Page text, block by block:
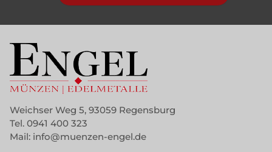
Weichser Weg 5, 93059 Regensburg
Tel. 0941 400 323
Mail: info@muenzen-engel.de